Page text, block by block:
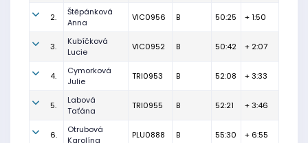
2.
Štěpánková
Anna
VIC0956 B 50:25 + 1:50
3.
Kubíčková
Lucie
VIC0952 B 50:42 + 2:07
4.
Cymorková
Julie
TRI0953 B 52:08 + 3:33
5.
Labová
Taťána
TRI0955 B 52:21 + 3:46
6.
Otrubová
Karolína
PLU0888 B 55:30 + 6:55